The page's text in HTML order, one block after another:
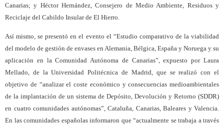
Canarias; y Héctor Hernández, Consejero de Medio Ambiente, Residuos y
Reciclaje del Cabildo Insular de El Hierro.
Así mismo, se presentó en el evento el “Estudio comparativo de la viabilidad
del modelo de gestión de envases en Alemania, Bélgica, España y Noruega y su
aplicación en la Comunidad Autónoma de Canarias”, expuesto por Laura
Mellado, de la Universidad Politécnica de Madrid, que se realizó con el
objetivo de “analizar el coste económico y consecuencias medioambientales
de la implantación de un sistema de Depósito, Devolución y Retorno (SDDR)
en cuatro comunidades autónomas”, Cataluña, Canarias, Baleares y Valencia.
En las comunidades españolas informaron que “actualmente se trabaja a través